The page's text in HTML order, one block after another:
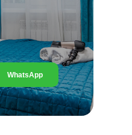
WhatsApp